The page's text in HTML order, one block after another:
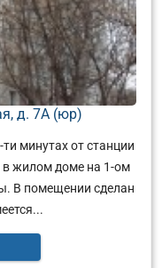
д. 7А (юр)
минутах от станции
в жилом доме на 1-ом
В помещении сделан